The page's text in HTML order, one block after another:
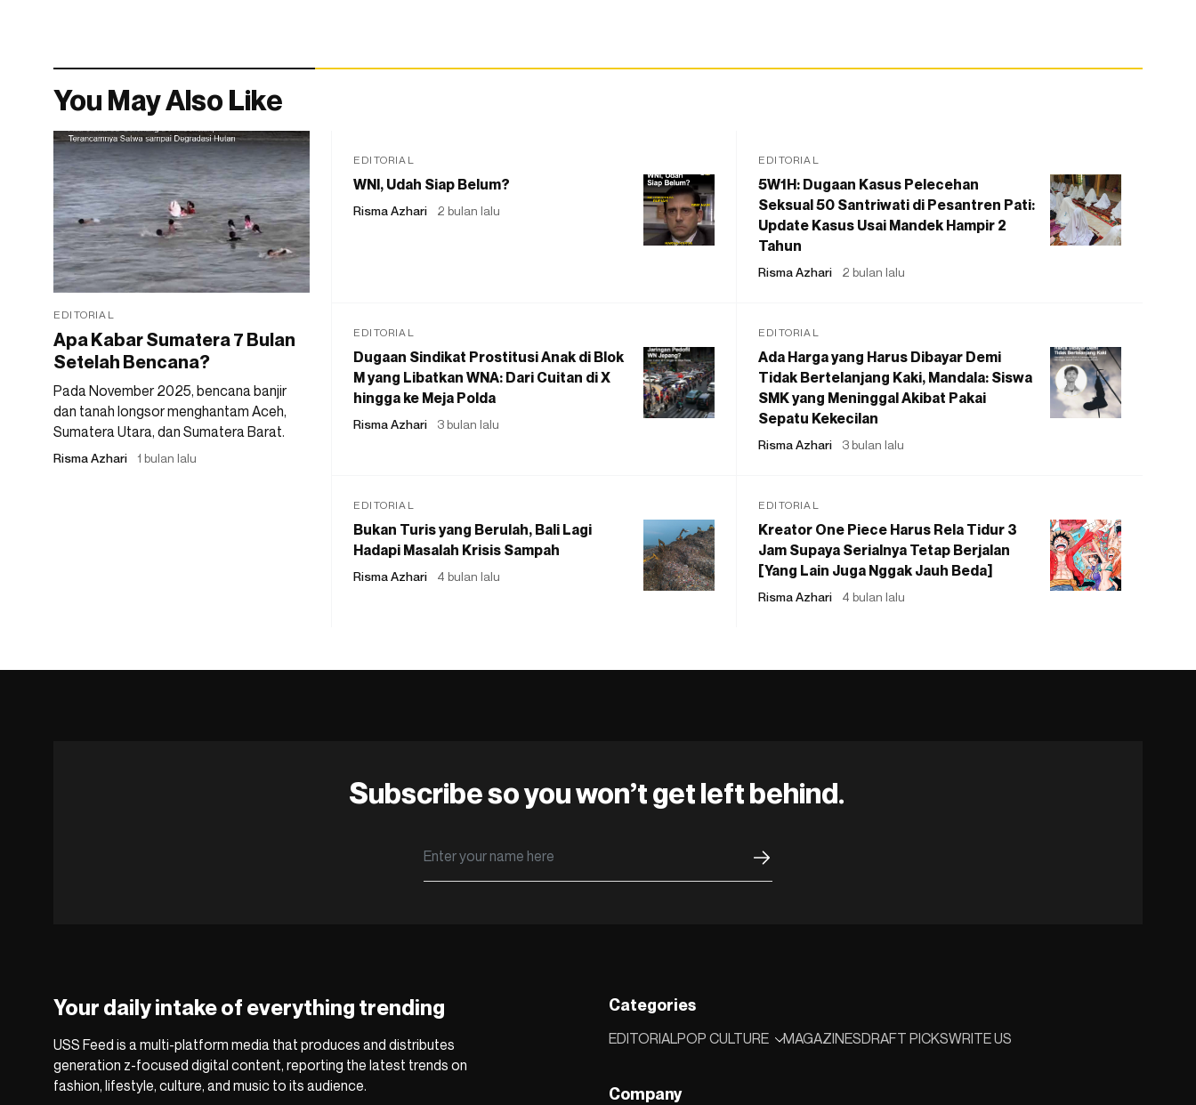
You May Also Like
EDITORIAL
Apa Kabar Sumatera 7 Bulan
Setelah Bencana?
Pada November 2025, bencana banjir
dan tanah longsor menghantam Aceh,
Sumatera Utara, dan Sumatera Barat.
Risma Azhari 1 bulan lalu
EDITORIAL
WNI, Udah Siap Belum?
Risma Azhari 2 bulan lalu
EDITORIAL
5W1H: Dugaan Kasus Pelecehan
Seksual 50 Santriwati di Pesantren Pati:
Update Kasus Usai Mandek Hampir 2
Tahun
Risma Azhari 2 bulan lalu
EDITORIAL
Dugaan Sindikat Prostitusi Anak di Blok
M yang Libatkan WNA: Dari Cuitan di X
hingga ke Meja Polda
Risma Azhari 3 bulan lalu
EDITORIAL
Ada Harga yang Harus Dibayar Demi
Tidak Bertelanjang Kaki, Mandala: Siswa
SMK yang Meninggal Akibat Pakai
Sepatu Kekecilan
Risma Azhari 3 bulan lalu
EDITORIAL
Bukan Turis yang Berulah, Bali Lagi
Hadapi Masalah Krisis Sampah
Risma Azhari 4 bulan lalu
EDITORIAL
Kreator One Piece Harus Rela Tidur 3
Jam Supaya Serialnya Tetap Berjalan
[Yang Lain Juga Nggak Jauh Beda]
Risma Azhari 4 bulan lalu
Subscribe so you won’t get left behind.
Your daily intake of everything trending
USS Feed is a multi-platform media that produces and distributes
generation z-focused digital content, reporting the latest trends on
fashion, lifestyle, culture, and music to its audience.
Categories
EDITORIALPOP CULTURE MAGAZINESDRAFT PICKSWRITE US
Company